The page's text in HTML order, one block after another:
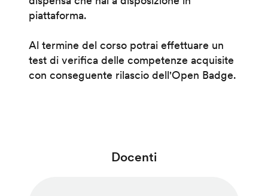
piattaforma.
Al termine del corso potrai effettuare un
test di verifica delle competenze acquisite
con conseguente rilascio dell'Open Badge.
Docenti